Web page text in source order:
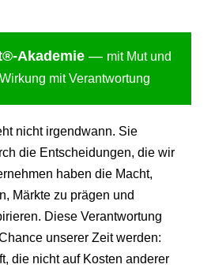
Akademie — mit Mut und
mit Verantwortung
nicht irgendwann. Sie
die Entscheidungen, die wir
haben die Macht,
Märkte zu prägen und
Diese Verantwortung
unserer Zeit werden:
die nicht auf Kosten anderer